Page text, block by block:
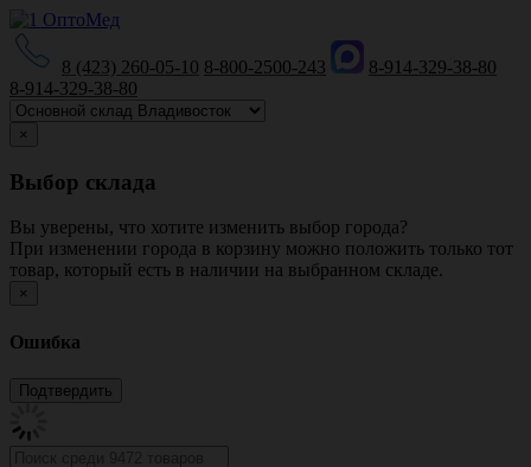
8 (423) 260-05-10 8-800-2500-243
8-914-329-38-80
8-914-329-38-80
×
Выбор склада
Вы уверены, что хотите изменить выбор города?
При изменении города в корзину можно положить только тот
товар, который есть в наличии на выбранном складе.
×
Ошибка